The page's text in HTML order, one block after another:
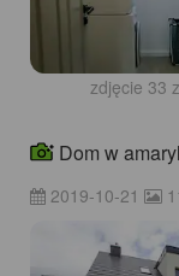
zdjęcie 33
Dom w
2019-10-21